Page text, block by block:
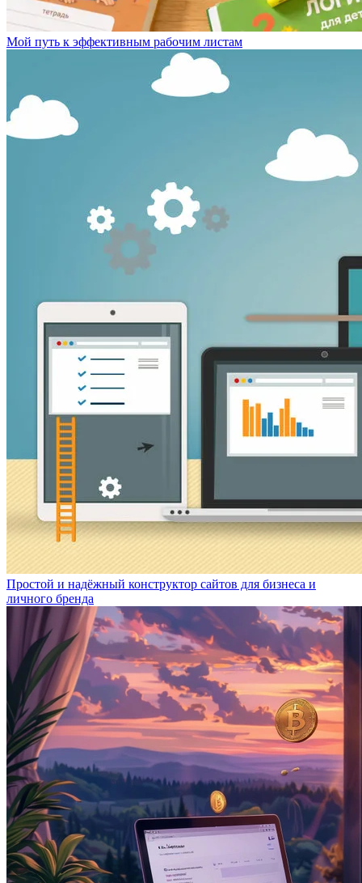
Мой путь к эффективным рабочим листам
Простой и надёжный конструктор сайтов для бизнеса и
личного бренда